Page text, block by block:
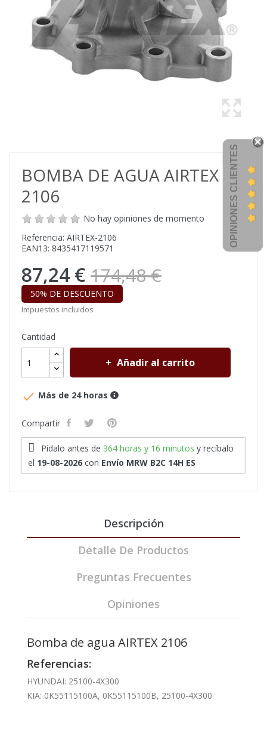
BOMBA DE AGUA AIRTEX
2106
No hay opiniones de momento
Referencia: AIRTEX-2106
EAN13: 8435417119571
87,24 € 174,48 €
50% DE DESCUENTO
Impuestos incluidos
Cantidad
Añadir al carrito
 Más de 24 horas
Compartir
Pídalo antes de 364 horas y 16 minutos y recíbalo
el 19-08-2026 con Envío MRW B2C 14H ES
Descripción
Detalle De Productos
Preguntas Frecuentes
Opiniones
Bomba de agua AIRTEX 2106
Referencias:
HYUNDAI: 25100-4X300
KIA: 0K55115100A, 0K55115100B, 25100-4X300
OPINIONES CLIENTES